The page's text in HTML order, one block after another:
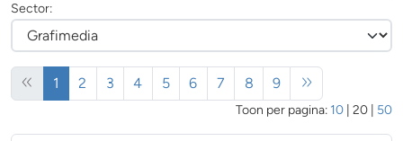
Sector:
1 (huidige)
2 3 4 5 6 7 8 9
Toon per pagina: 10 20 50